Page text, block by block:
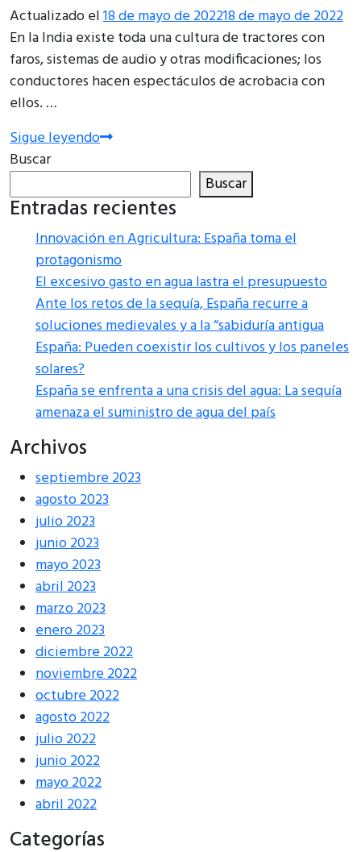
Actualizado el18 de mayo de 202218 de mayo de 2022
En la India existe toda una cultura de tractores con
faros, sistemas de audio y otras modificaciones; los
conductores hacen espectáculos de acrobacia con
ellos. …
Sigue leyendo
Buscar
Buscar
Entradas recientes
Innovación en Agricultura: España toma el
protagonismo
El excesivo gasto en agua lastra el presupuesto
Ante los retos de la sequía, España recurre a
soluciones medievales y a la “sabiduría antigua
España: Pueden coexistir los cultivos y los paneles
solares?
España se enfrenta a una crisis del agua: La sequía
amenaza el suministro de agua del país
Archivos
septiembre 2023
agosto 2023
julio 2023
junio 2023
mayo 2023
abril 2023
marzo 2023
enero 2023
diciembre 2022
noviembre 2022
octubre 2022
agosto 2022
julio 2022
junio 2022
mayo 2022
abril 2022
Categorías